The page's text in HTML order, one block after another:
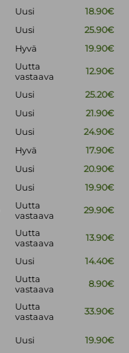
Uusi
18.90€
Uusi
25.90€
Hyvä 19.90€
Uutta
vastaava
12.90€
Uusi
25.20€
Uusi
21.90€
Uusi
24.90€
Hyvä
17.90€
Uusi
20.90€
Uusi 19.90€
Uutta
vastaava
29.90€
Uutta
vastaava
13.90€
Uusi 14.40€
Uutta
vastaava
8.90€
Uutta
vastaava
33.90€
Uusi 19.90€